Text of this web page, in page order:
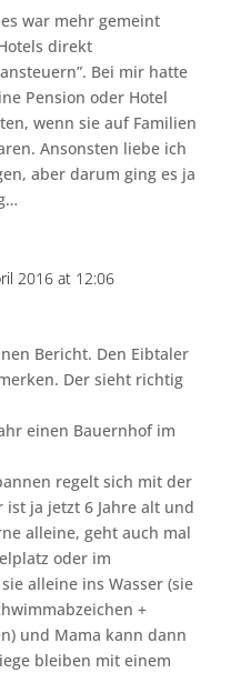
war mehr gemeint
direkt
Bei mir hatte
Pension oder Hotel
wenn sie auf Familien
Ansonsten liebe ich
aber darum ging es ja
2016 at 12:06
Bericht. Den Eibtaler
Der sieht richtig
einen Bauernhof im
regelt sich mit der
ist ja jetzt 6 Jahre alt und
alleine, geht auch mal
oder im
alleine ins Wasser (sie
+
und Mama kann dann
bleiben mit einem